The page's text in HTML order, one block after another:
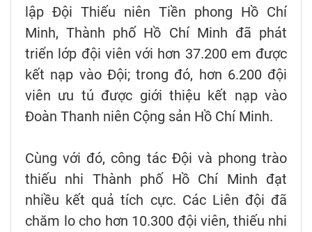
lập Đội Thiếu niên Tiền phong Hồ Chí
Minh, Thành phố Hồ Chí Minh đã phát
triển lớp đội viên với hơn 37.200 em được
kết nạp vào Đội; trong đó, hơn 6.200 đội
viên ưu tú được giới thiệu kết nạp vào
Đoàn Thanh niên Cộng sản Hồ Chí Minh.
Cùng với đó, công tác Đội và phong trào
thiếu nhi Thành phố Hồ Chí Minh đạt
nhiều kết quả tích cực. Các Liên đội đã
chăm lo cho hơn 10.300 đội viên, thiếu nhi